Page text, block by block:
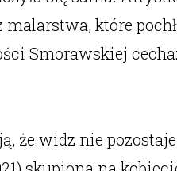
które
Smorawskiej cecha:
że widz nie pozostaje